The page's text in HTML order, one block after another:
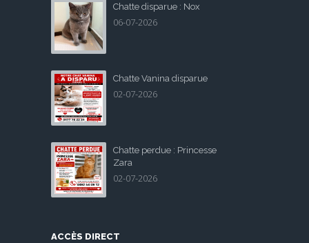
Chatte disparue : Nox
06-07-2026
Chatte Vanina disparue
02-07-2026
Chatte perdue : Princesse
Zara
02-07-2026
ACCÈS DIRECT